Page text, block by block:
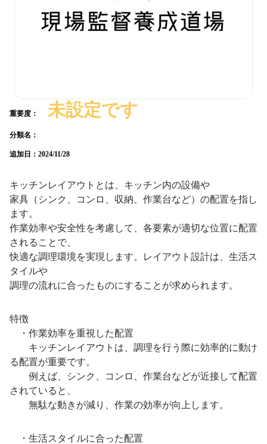
重要度： 未設定です
分類名：
追加日： 2024/11/28
キッチンレイアウトとは、キッチン内の設備や
家具（シンク、コンロ、収納、作業台など）の配置を指し
ます。
作業効率や安全性を考慮して、各要素が適切な位置に配置
されることで、
快適な調理環境を実現します。レイアウト設計は、生活ス
タイルや
調理の流れに合ったものにすることが求められます。
特徴
・作業効率を重視した配置
キッチンレイアウトは、調理を行う際に効率的に動け
る配置が重要です。
例えば、シンク、コンロ、作業台などが近接して配置
されていると、
無駄な動きが減り、作業の効率が向上します。
・生活スタイルに合った配置